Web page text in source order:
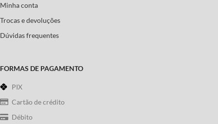
Minha conta
Trocas e devoluções
Dúvidas frequentes
FORMAS DE PAGAMENTO
PIX
Cartão de crédito
Débito